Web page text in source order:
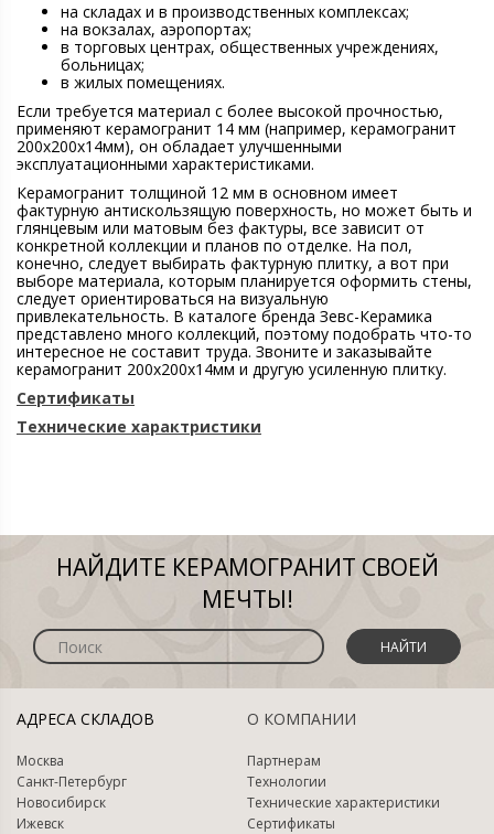
на складах и в производственных комплексах;
на вокзалах, аэропортах;
в торговых центрах, общественных учреждениях,
больницах;
в жилых помещениях.
Если требуется материал с более высокой прочностью,
применяют керамогранит 14 мм (например, керамогранит
200х200х14мм), он обладает улучшенными
эксплуатационными характеристиками.
Керамогранит толщиной 12 мм в основном имеет
фактурную антискользящую поверхность, но может быть и
глянцевым или матовым без фактуры, все зависит от
конкретной коллекции и планов по отделке. На пол,
конечно, следует выбирать фактурную плитку, а вот при
выборе материала, которым планируется оформить стены,
следует ориентироваться на визуальную
привлекательность. В каталоге бренда Зевс-Керамика
представлено много коллекций, поэтому подобрать что-то
интересное не составит труда. Звоните и заказывайте
керамогранит 200х200х14мм и другую усиленную плитку.
Сертификаты
Технические характристики
НАЙДИТЕ КЕРАМОГРАНИТ СВОЕЙ
МЕЧТЫ!
НАЙТИ
АДРЕСА СКЛАДОВ
Москва
Санкт-Петербург
Новосибирск
Ижевск
О КОМПАНИИ
Партнерам
Технологии
Технические характеристики
Сертификаты